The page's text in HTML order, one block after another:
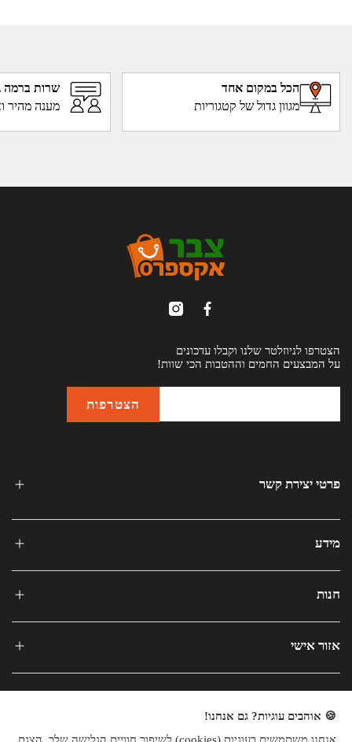
הכל במקום אחד
מגוון גדול של קטגוריות
שרות ברמה
מענה מהיר
הצטרפו לניוזלטר שלנו וקבלו עדכונים
על המבצעים החמים וההטבות הכי שוות!
פרטי יצירת קשר
מידע
חנות
אזור אישי
🍪 אוהבים עוגיות? גם אנחנו!